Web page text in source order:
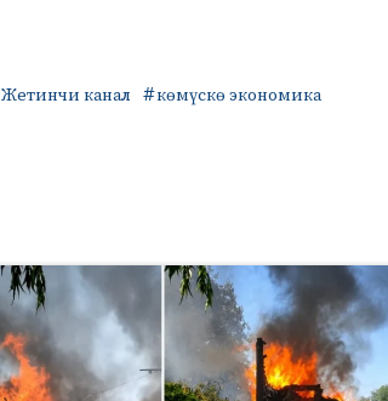
Жетинчи канал
көмүскө экономика